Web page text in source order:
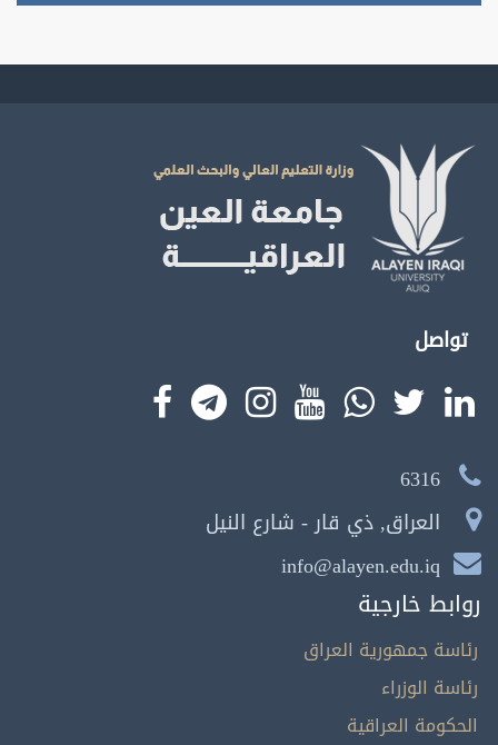
تواصل
6316
العراق, ذي قار - شارع النيل
info@alayen.edu.iq
روابط خارجية
رئاسة جمهورية العراق
رئاسة الوزراء
الحكومة العراقية